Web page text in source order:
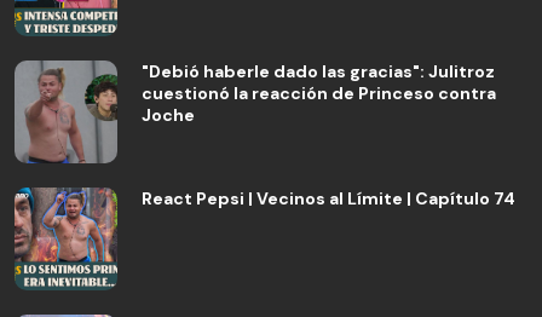
"Debió haberle dado las gracias": Julitroz
cuestionó la reacción de Princeso contra
Joche
React Pepsi | Vecinos al Límite | Capítulo 74